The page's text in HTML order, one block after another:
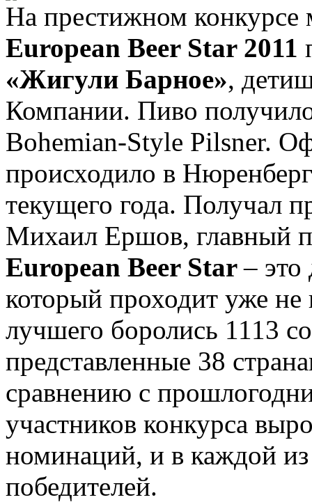
На престижном конкурсе
European Beer Star 2011
«Жигули Барное»,
Компании. Пиво
Bohemian-Style Pilsner.
происходило в
текущего года. Получал
Михаил Ершов, главный
European Beer Star– это
который проходит уже не
лучшего боролись 1113
представленные 38
сравнению с
участников конкурса
номинаций, и в каждой из
победителей.